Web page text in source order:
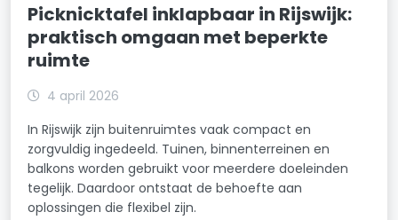
Picknicktafel inklapbaar in Rijswijk:
praktisch omgaan met beperkte
ruimte
4 april 2026
In Rijswijk zijn buitenruimtes vaak compact en
zorgvuldig ingedeeld. Tuinen, binnenterreinen en
balkons worden gebruikt voor meerdere doeleinden
tegelijk. Daardoor ontstaat de behoefte aan
oplossingen die flexibel zijn.